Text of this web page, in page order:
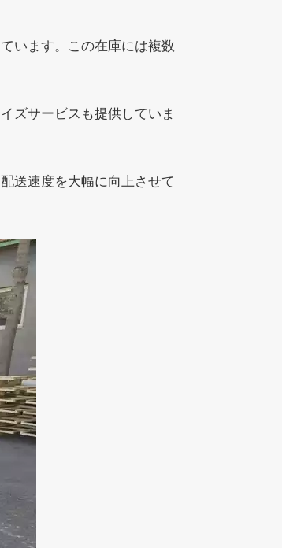
います。この在庫には複数
ズサービスも提供していま
送速度を大幅に向上させて